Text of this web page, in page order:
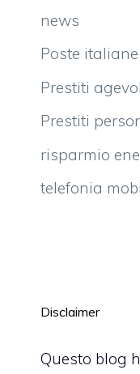
news
Poste italiane
Prestiti
Prestiti
risparmio
telefonia
Disclaimer
Questo blog